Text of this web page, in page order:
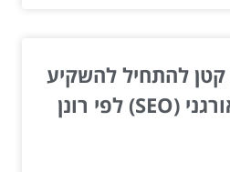
קטן להתחיל להשקיע
בקידום אתרים אורגני (SEO) לפי רונן